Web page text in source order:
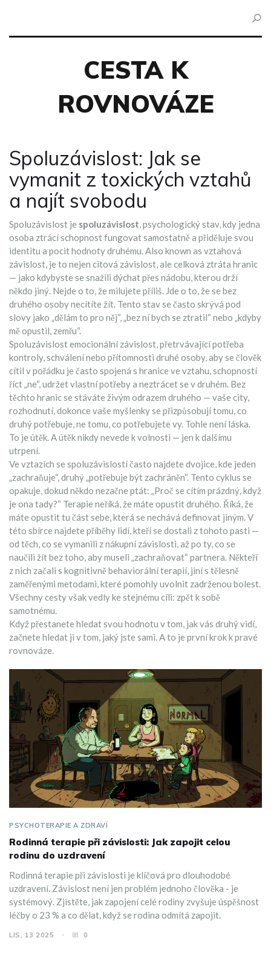
CESTA K
ROVNOVÁZE
Spoluzávislost: Jak se
vymanit z toxických vztahů
a najít svobodu
Spoluzávislost je spoluzávislost,psychologický stav, kdy jedna
osoba ztrácí schopnost fungovat samostatně a přiděluje svou
identitu a pocit hodnoty druhému. Also known as vztahová
závislost, je to nejen citová závislost, ale celková ztráta hranic
— jako kdybyste se snažili dýchat přes nádobu, kterou drží
někdo jiný. Nejde o to, že milujete příliš. Jde o to, že se bez
druhého osoby necítíte žít. Tento stav se často skrývá pod
slovy jako „dělám to pro něj“, „bez ní bych se ztratil“ nebo „kdyby
mě opustil, zemřu“.
Spoluzávislostemocionální závislost,přetrvávající potřeba
kontroly, schválení nebo přítomnosti druhé osoby, aby se člověk
cítil v pořádku je často spojená s hranice ve vztahu,schopností
říct „ne“, udržet vlastní potřeby a neztrácet se v druhém. Bez
těchto hranic se stáváte živým odrazem druhého — vaše city,
rozhodnutí, dokonce vaše myšlenky se přizpůsobují tomu, co
druhý potřebuje, ne tomu, co potřebujete vy. Tohle není láska.
To je útěk. A útěk nikdy nevede k volnosti — jen k dalšímu
utrpení.
Ve vztazích se spoluzávislostí často najdete dvojice, kde jeden
„zachraňuje“, druhý „potřebuje být zachráněn“. Tento cyklus se
opakuje, dokud někdo nezačne ptát: „Proč se cítím prázdný, když
je ona tady?“ Terapie neříká, že máte opustit druhého. Říká, že
máte opustit tu část sebe, která se nechává definovat jiným. V
této sbírce najdete příběhy lidí, kteří se dostali z tohoto pasti —
od těch, co se vymanili z nákupní závislosti, až po ty, co se
naučili žít bez toho, aby museli „zachraňovat“ partnera. Někteří
z nich začali s kognitivně behaviorální terapií, jiní s tělesně
zaměřenými metodami, které pomohly uvolnit zadrženou bolest.
Všechny cesty však vedly ke stejnému cíli: zpět k sobě
samotnému.
Když přestanete hledat svou hodnotu v tom, jak vás druhý vidí,
začnete hledat ji v tom, jaký jste sami. A to je první krok k pravé
rovnováze.
PSYCHOTERAPIE A ZDRAVÍ
Rodinná terapie při závislosti: Jak zapojit celou
rodinu do uzdravení
Rodinná terapie při závislosti je klíčová pro dlouhodobé
uzdravení. Závislost není jen problém jednoho člověka - je
systémový. Zjistěte, jak zapojení celé rodiny zvyšuje úspěšnost
léčby o 23 % a co dělat, když se rodina odmítá zapojit.
LIS, 13 2025 0